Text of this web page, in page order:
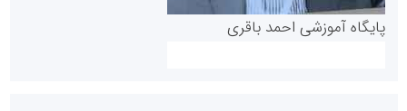
پایگاه آموزشی احمد باقری